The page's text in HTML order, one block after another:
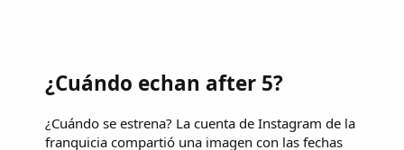
¿Cuándo echan after 5?
¿Cuándo se estrena? La cuenta de Instagram de la
franquicia compartió una imagen con las fechas